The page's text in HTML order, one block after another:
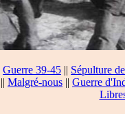
Guerre 39-45 || Sépulture
|| Malgré-nous || Guerre